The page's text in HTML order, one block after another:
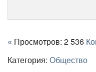
« Просмотров: 2 536
Категория: Общество